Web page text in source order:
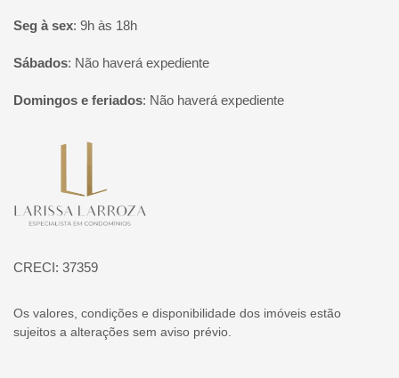
Seg à sex: 9h às 18h
Sábados: Não haverá expediente
Domingos e feriados: Não haverá expediente
CRECI: 37359
Os valores, condições e disponibilidade dos imóveis estão
sujeitos a alterações sem aviso prévio.